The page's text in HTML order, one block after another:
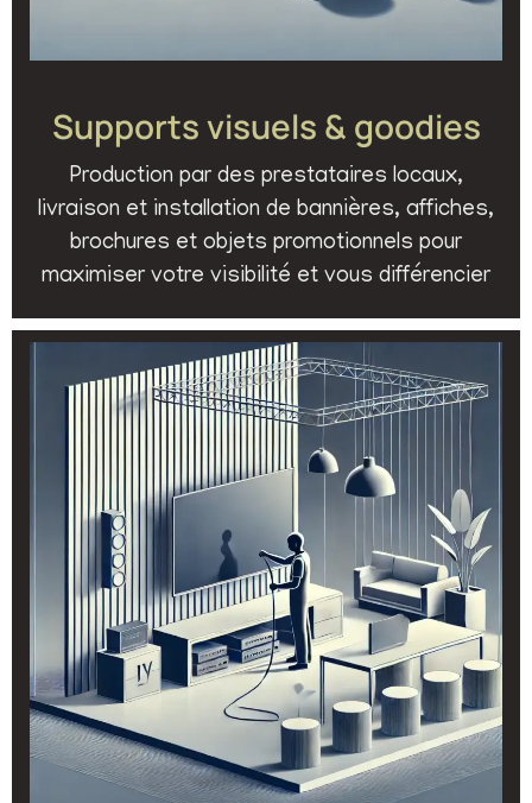
Supports visuels & goodies
Production par des prestataires locaux,
livraison et installation de bannières, affiches,
brochures et objets promotionnels pour
maximiser votre visibilité et vous différencier